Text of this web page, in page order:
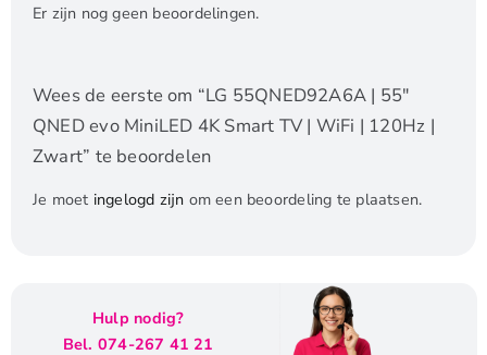
Er zijn nog geen beoordelingen.
Wees de eerste om “LG 55QNED92A6A | 55″
QNED evo MiniLED 4K Smart TV | WiFi | 120Hz |
Zwart” te beoordelen
Je moet ingelogd zijn om een beoordeling te plaatsen.
Hulp nodig?
Bel. 074-267 41 21